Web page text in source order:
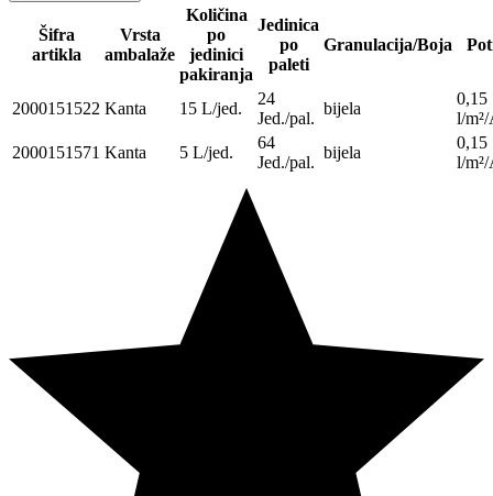
Šifra
artikla
Vrsta
ambalaže
Količina
po
jedinici
pakiranja
Jedinica
po
paleti
Granulacija/Boja
2000151522 Kanta 15 L/jed.
24
Jed./pal.
bijela
0,15
l/
2000151571 Kanta 5 L/jed.
64
Jed./pal.
bijela
0,15
l/